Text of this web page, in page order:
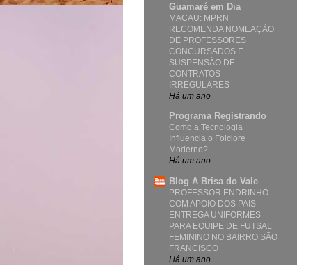
Guamaré em Dia
MACAU: MPRN
RECOMENDA NOMEAÇÃO
DE PROFESSORES
CONCURSADOS E
SUSPENSÃO DE
CONTRATOS
IRREGULARES
Há um ano
Programa Registrando
Como a Tecnologia
Influencia o Folclore
Moderno?
Há um ano
Blog A Brisa do Vale
PROFESSOR ENDRINHO
COM APOIO DOS PAIS
ENTREGA UNIFORMES
PARA EQUIPE DE FUTSAL
FEMININO NO BAIRRO SÃO
FRANCISCO
Há um ano